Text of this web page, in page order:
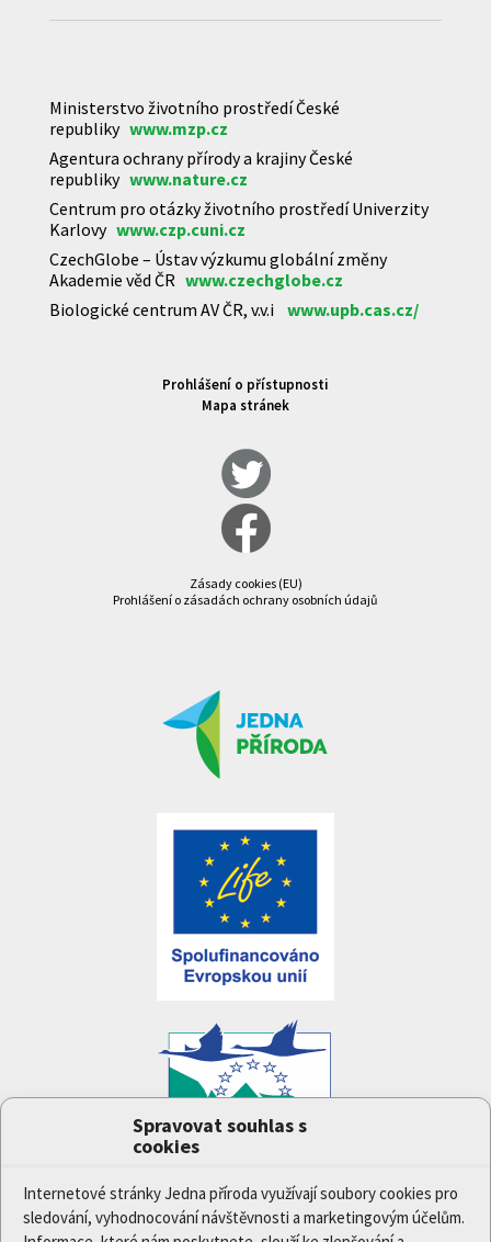
Spravovat souhlas s
cookies
Internetové stránky Jedna příroda využívají soubory cookies pro
sledování, vyhodnocování návštěvnosti a marketingovým účelům.
Ministerstvo životního prostředí České
republiky www.mzp.cz
Agentura ochrany přírody a krajiny České
republiky www.nature.cz
Centrum pro otázky životního prostředí Univerzity
Karlovy www.czp.cuni.cz
CzechGlobe – Ústav výzkumu globální změny
Akademie věd ČR www.czechglobe.cz
Biologické centrum AV ČR, v.v.i www.upb.cas.cz/
Prohlášení o přístupnosti
Mapa stránek
Zásady cookies (EU)
Prohlášení o zásadách ochrany osobních údajů
LIFE17/IPE/CZ/000005) byl podpořen z finančního
nástroje Evropské unie LIFE.